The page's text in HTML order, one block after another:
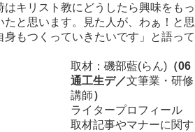
はキリスト教にどうしたら興味をもっ
たと思います。見た人が、わぁ！と思
身もつくっていきたいです」と語って
取材：磯部藍(らん) （06
通工生デ／文筆業・研修
講師）
ライタープロフィール
取材記事やマナーに関す